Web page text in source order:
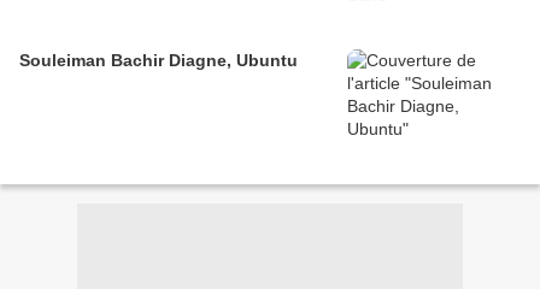
Souleiman Bachir Diagne, Ubuntu